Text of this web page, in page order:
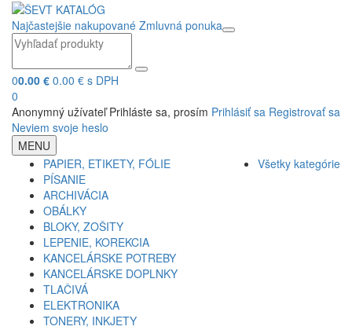
Najčastejšie nakupované Zmluvná ponuka
00.00 € 0.00 € s DPH
0
Anonymný užívateľ Prihláste sa, prosím Prihlásiť sa Registrovať sa
Neviem svoje heslo
MENU
PAPIER, ETIKETY, FÓLIE
PÍSANIE
ARCHIVÁCIA
OBÁLKY
BLOKY, ZOŠITY
LEPENIE, KOREKCIA
KANCELÁRSKE POTREBY
KANCELÁRSKE DOPLNKY
TLAČIVÁ
ELEKTRONIKA
TONERY, INKJETY
Všetky kategórie